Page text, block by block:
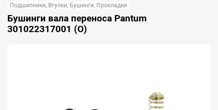
Устройство:
Подшипники, Втулки, Бушинги, Прокладки
Бушинги вала переноса Pantum
301022317001 (O)